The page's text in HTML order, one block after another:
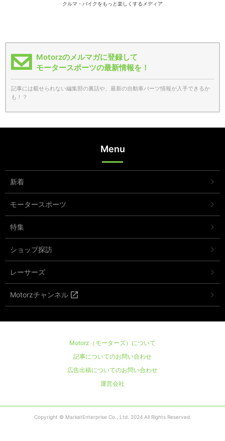
クルマ・バイクをもっと楽しくするメディア
Motorzのメルマガに登録して
モータースポーツの最新情報を！
記事には載せられない編集部の裏話や、最新の自動車パーツ情報が入手できるか
も！？
Menu
新着
モータースポーツ
特集
ショップ探訪
レーサーズ
Motorzチャンネル
Motorz（モーターズ）について
記事についてのお問い合わせ
広告出稿についてのお問い合わせ
運営会社
Copyright © MarketEnterprise Co., Ltd. 2024 All Rights Reserved.